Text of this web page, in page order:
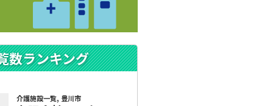
数ランキング